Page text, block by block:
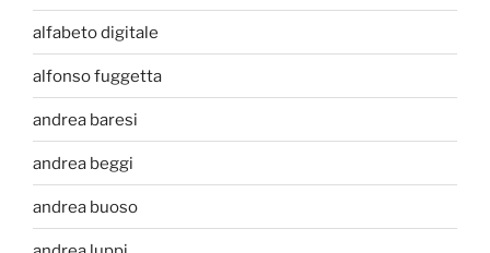
alfabeto digitale
alfonso fuggetta
andrea baresi
andrea beggi
andrea buoso